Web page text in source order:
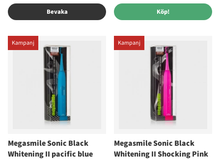
Bevaka Köp!
Kampanj
Megasmile Sonic Black
Whitening II pacific blue
Kampanj
Megasmile Sonic Black
Whitening II Shocking Pink